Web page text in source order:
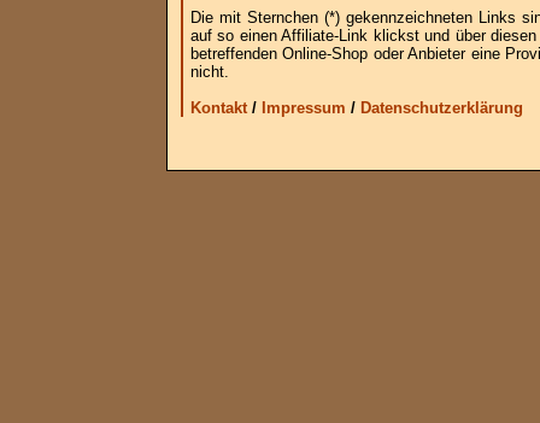
Die mit Sternchen (*) gekennzeichneten Links
auf so einen Affiliate-Link klickst und über
betreffenden Online-Shop oder Anbieter eine
nicht.
Kontakt/ Impressum / Datenschutzerklärung